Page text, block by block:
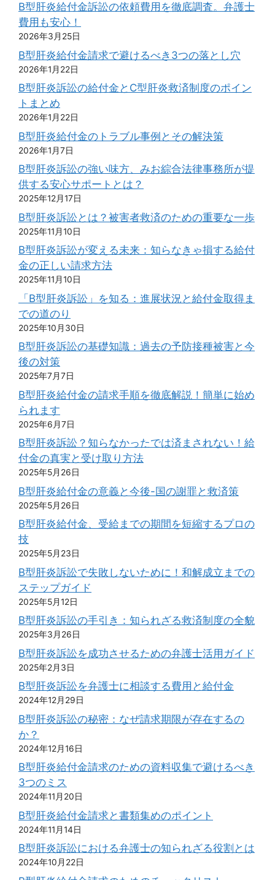
B型肝炎給付金訴訟の依頼費用を徹底調査。弁護士
費用も安心！
2026年3月25日
B型肝炎給付金請求で避けるべき3つの落とし穴
2026年1月22日
B型肝炎訴訟の給付金とC型肝炎救済制度のポイン
トまとめ
2026年1月22日
B型肝炎給付金のトラブル事例とその解決策
2026年1月7日
B型肝炎訴訟の強い味方、みお綜合法律事務所が提
供する安心サポートとは？
2025年12月17日
B型肝炎訴訟とは？被害者救済のための重要な一歩
2025年11月10日
B型肝炎訴訟が変える未来：知らなきゃ損する給付
金の正しい請求方法
2025年11月10日
「B型肝炎訴訟」を知る：進展状況と給付金取得ま
での道のり
2025年10月30日
B型肝炎訴訟の基礎知識：過去の予防接種被害と今
後の対策
2025年7月7日
B型肝炎給付金の請求手順を徹底解説！簡単に始め
られます
2025年6月7日
B型肝炎訴訟？知らなかったでは済まされない！給
付金の真実と受け取り方法
2025年5月26日
B型肝炎給付金の意義と今後-国の謝罪と救済策
2025年5月26日
B型肝炎給付金、受給までの期間を短縮するプロの
技
2025年5月23日
B型肝炎訴訟で失敗しないために！和解成立までの
ステップガイド
2025年5月12日
B型肝炎訴訟の手引き：知られざる救済制度の全貌
2025年3月26日
B型肝炎訴訟を成功させるための弁護士活用ガイド
2025年2月3日
B型肝炎訴訟を弁護士に相談する費用と給付金
2024年12月29日
B型肝炎訴訟の秘密：なぜ請求期限が存在するの
か？
2024年12月16日
B型肝炎給付金請求のための資料収集で避けるべき
3つのミス
2024年11月20日
B型肝炎給付金請求と書類集めのポイント
2024年11月14日
B型肝炎訴訟における弁護士の知られざる役割とは
2024年10月22日